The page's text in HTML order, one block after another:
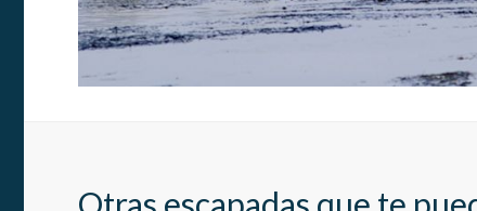
Estas
en el
usuario.